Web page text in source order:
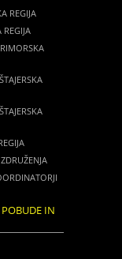
REGIJA
POBUDE IN